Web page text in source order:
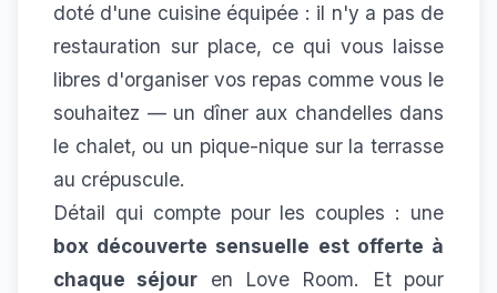
doté d'une cuisine équipée : il n'y a pas de
restauration sur place, ce qui vous laisse
libres d'organiser vos repas comme vous le
souhaitez — un dîner aux chandelles dans
le chalet, ou un pique-nique sur la terrasse
au crépuscule.
Détail qui compte pour les couples : une
box découverte sensuelle est offerte à
chaque séjour en Love Room. Et pour